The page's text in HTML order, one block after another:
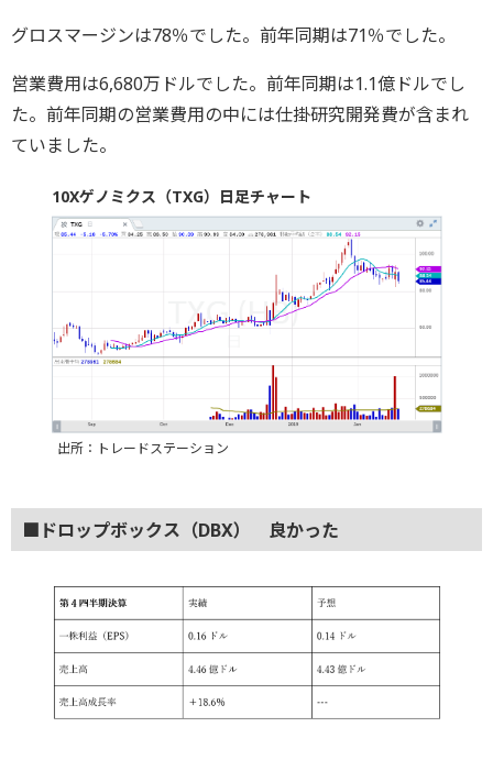
グロスマージンは78％でした。前年同期は71％でした。
営業費用は6,680万ドルでした。前年同期は1.1億ドルでし
た。前年同期の営業費用の中には仕掛研究開発費が含まれ
ていました。
10Xゲノミクス（TXG）日足チャート
出所：トレードステーション
■ドロップボックス（DBX） 良かった